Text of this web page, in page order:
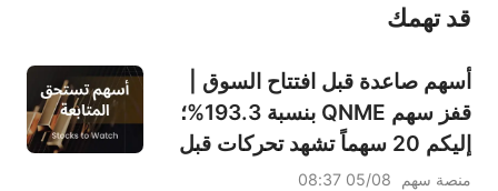
عند الضرورة، يرجى استشارة مستشار استثمار محترف. لا تقدم منصة سهم أي مشورة استثمارية، ولا تقدم أي التزامات أو ضمانات.
قد تهمك
أسهم صاعدة قبل افتتاح السوق |
قفز سهم QNME بنسبة 193.3%؛
إليكم 20 سهماً تشهد تحركات قبل
افتتاح السوق (4 أغسطس)
منصة سهم
05/08 08:37